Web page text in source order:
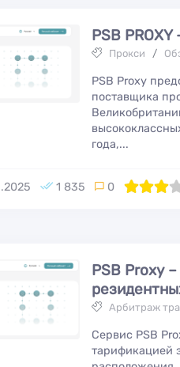
PSB
Прокси /
PSB Proxy
поставщика
года,...
1 835 0 60
1 2 3 4
PSB Proxy
Арбитраж
Сервис PSB
тарификацией
InstAccountsManager
— полный комбайн